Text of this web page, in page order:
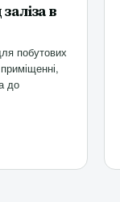
в
побутових
до